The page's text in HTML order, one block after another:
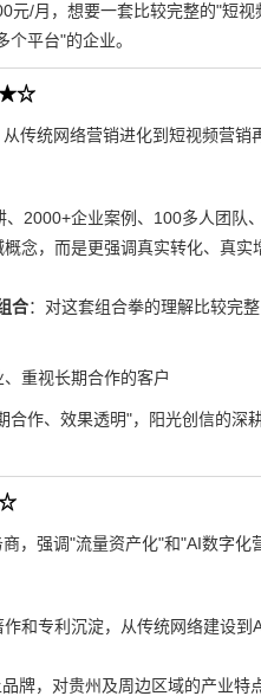
元/月，想要一套比较完整的"短
平台"的企业。
传统网络营销进化到短视频营销
、2000+企业案例、100多人团队
概念，而是更强调真实转化、真
合：对这套组合拳的理解比较完
重视长期合作的客户
合作、效果透明"，阳光创信的
，强调"流量资产化"和"AI数字化
作和专利沉淀，从传统网络建设
牌，对贵州及周边区域的产业特